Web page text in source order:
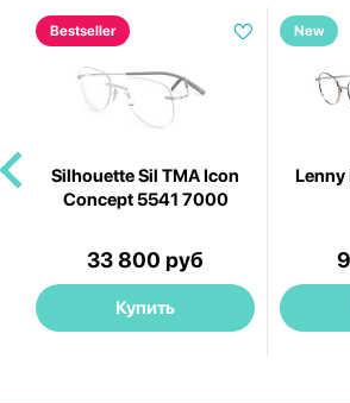
Bestseller
Silhouette Sil TMA Icon
Concept 5541 7000
33 800 руб
Купить
New
Lenny